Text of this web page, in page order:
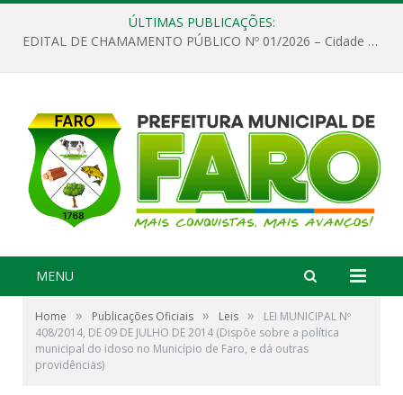
ÚLTIMAS PUBLICAÇÕES:
EDITAL DE CHAMAMENTO PÚBLICO Nº 01/2026 – Cidade de Faro
MENU
Home » Publicações Oficiais » Leis »
LEI MUNICIPAL Nº
408/2014, DE 09 DE JULHO DE 2014 (Dispõe sobre a política
municipal do idoso no Município de Faro, e dá outras
providências)